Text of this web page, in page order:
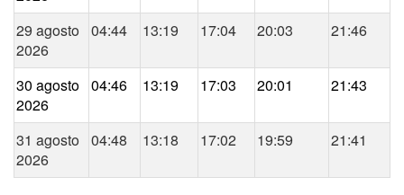
29 agosto
2026
04:44 13:19 17:04 20:03 21:46
30 agosto
2026
04:46 13:19 17:03 20:01 21:43
31 agosto
2026
04:48 13:18 17:02 19:59 21:41